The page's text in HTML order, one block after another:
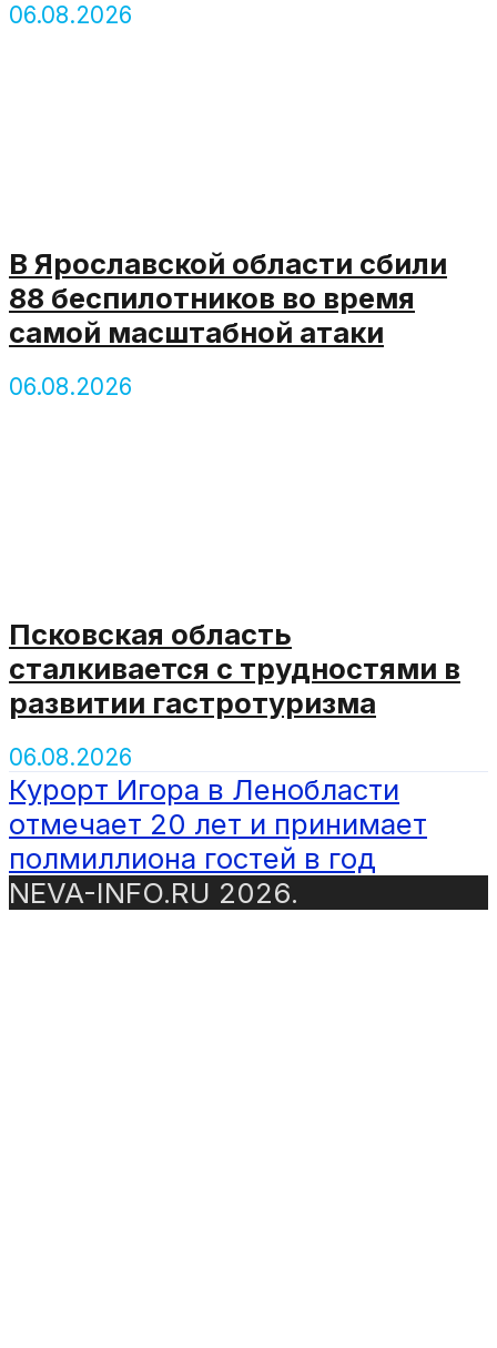
06.08.2026
В Ярославской области сбили
88 беспилотников во время
самой масштабной атаки
06.08.2026
Псковская область
сталкивается с трудностями в
развитии гастротуризма
06.08.2026
Курорт Игора в Ленобласти
отмечает 20 лет и принимает
полмиллиона гостей в год
NEVA-INFO.RU 2026.